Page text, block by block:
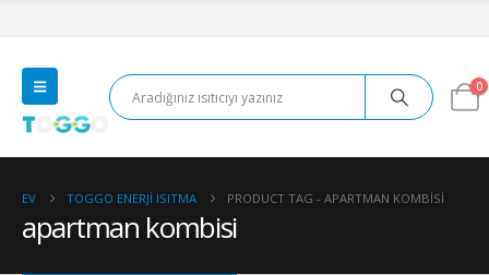
0
EV TOGGO ENERJI ISITMA PRODUCT TAG - APARTMAN KOMBISI
apartman kombisi